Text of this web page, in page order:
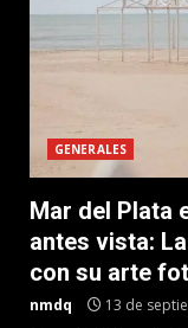
GENERALES
Mar del Plata
antes vista:
con su arte
nmdq 13 de